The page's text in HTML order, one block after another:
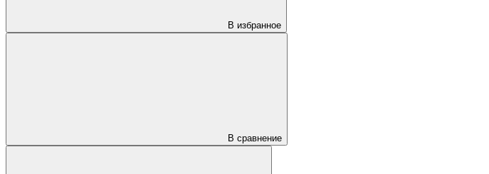
В избранное
В сравнение